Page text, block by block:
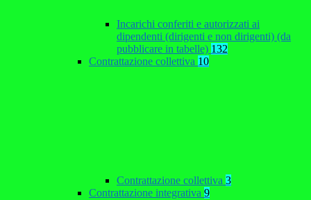
Incarichi conferiti e autorizzati ai
dipendenti (dirigenti e non dirigenti) (da
pubblicare in tabelle) 132
Contrattazione collettiva 10
Contrattazione collettiva 3
Contrattazione integrativa 9